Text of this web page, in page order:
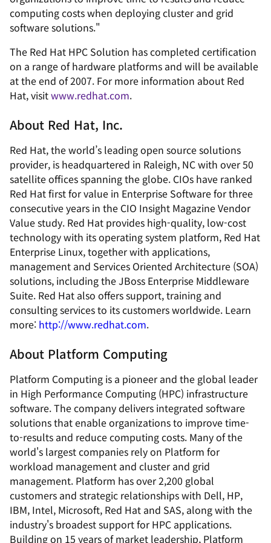
computing costs when deploying cluster and grid
software solutions."
The Red Hat HPC Solution has completed certification
on a range of hardware platforms and will be available
at the end of 2007. For more information about Red
Hat, visitwww.redhat.com.
About Red Hat, Inc.
Red Hat, the world’s leading open source solutions
provider, is headquartered in Raleigh, NC with over 50
satellite offices spanning the globe. CIOs have ranked
Red Hat first for value in Enterprise Software for three
consecutive years in the CIO Insight Magazine Vendor
Value study. Red Hat provides high-quality, low-cost
technology with its operating system platform, Red Hat
Enterprise Linux, together with applications,
management and Services Oriented Architecture (SOA)
solutions, including the JBoss Enterprise Middleware
Suite. Red Hat also offers support, training and
consulting services to its customers worldwide. Learn
more: http://www.redhat.com.
About Platform Computing
Platform Computing is a pioneer and the global leader
in High Performance Computing (HPC) infrastructure
software. The company delivers integrated software
solutions that enable organizations to improve time-
to-results and reduce computing costs. Many of the
world's largest companies rely on Platform for
workload management and cluster and grid
management. Platform has over 2,200 global
customers and strategic relationships with Dell, HP,
IBM, Intel, Microsoft, Red Hat and SAS, along with the
industry's broadest support for HPC applications.
Building on 15 years of market leadership, Platform